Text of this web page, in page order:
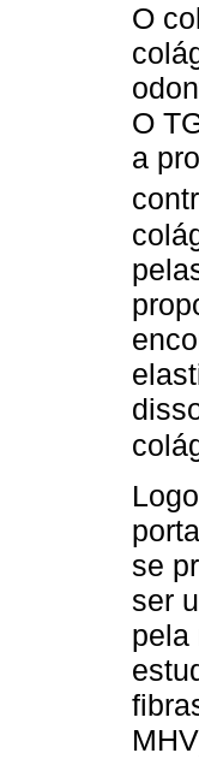
O
O
a
se
ser
pela